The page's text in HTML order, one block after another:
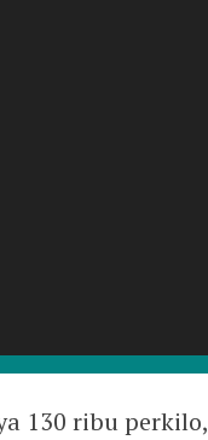
130 ribu perkilo,